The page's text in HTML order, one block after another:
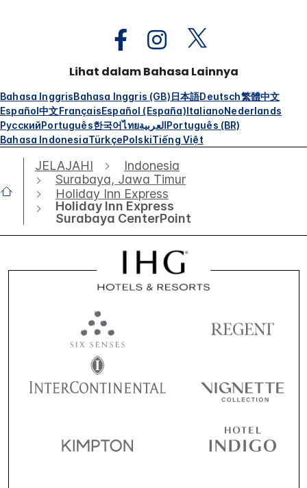
Lihat dalam Bahasa Lainnya
Bahasa InggrisBahasa Inggris (GB)日本語Deutsch繁體中文
Español中文FrançaisEspañol (España)ItalianoNederlands
РусскийPortuguês한국어ไทยالعربيةPortuguês (BR)
Bahasa IndonesiaTürkçePolskiTiếng Việt
JELAJAHI
Indonesia
Surabaya, Jawa Timur
Holiday Inn Express
Holiday Inn Express
Surabaya CenterPoint